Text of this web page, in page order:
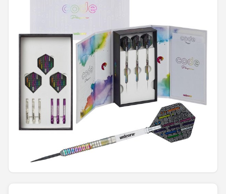
Dartshop
POPULAIRE MERKEN
Target
Winmau
Bull's
Dart